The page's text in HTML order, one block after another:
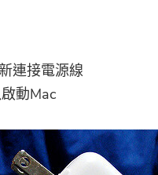
連接電源線
動Mac